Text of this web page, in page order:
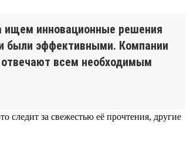
ищем инновационные решения
были эффективными. Компании
всем необходимым
следит за свежестью её прочтения, другие